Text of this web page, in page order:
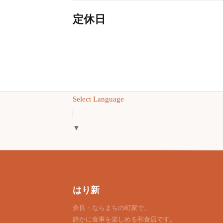
定休日
Select Language
▼
はり新
奈良・ならまちの町家で、
静かに食事を楽しめる和食店です。